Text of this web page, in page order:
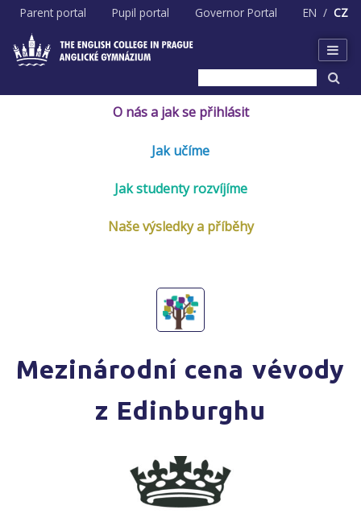
Skip
content
Parent portal Pupil portal Governor Portal EN CZ
O nás a jak se přihlásit
Jak učíme
Jak studenty rozvíjíme
Naše výsledky a příběhy
Mezinárodní cena vévody
z Edinburghu